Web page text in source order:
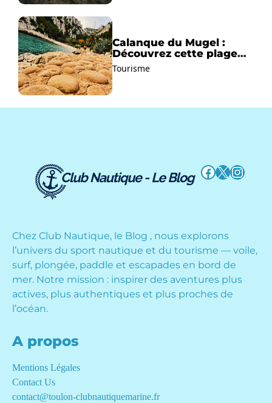
Calanque du Mugel :
Découvrez cette plage
paradisiaque à La Ciotat
!
Tourisme
Facebook
X
Chez Club Nautique, le Blog , nous explorons
l’univers du sport nautique et du tourisme — voile,
surf, plongée, paddle et escapades en bord de
mer. Notre mission : inspirer des aventures plus
actives, plus authentiques et plus proches de
l’océan.
A propos
Mentions Légales
Contact Us
contact@toulon-clubnautiquemarine.fr